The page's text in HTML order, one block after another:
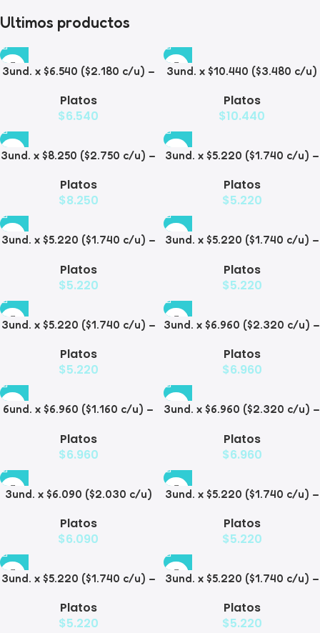
Ultimos productos
3und. x $6.540 ($2.180 c/u) –
Mascotas con Diseño
Decorativo
Platos
$6.540
3und. x $10.440 ($3.480 c/u)
Mascotas con Bowl de Acero
Platos
$10.440
3und. x $8.250 ($2.750 c/u) –
Mascotas con Diseño de
Gatos
Platos
$8.250
3und. x $5.220 ($1.740 c/u) –
Mascotas Texturizado
Platos
$5.220
3und. x $5.220 ($1.740 c/u) –
Mascotas Diseño Pastel
Platos
$5.220
3und. x $5.220 ($1.740 c/u) –
Mascotas con Diseños
Estampados
Platos
$5.220
3und. x $5.220 ($1.740 c/u) –
Mascotas con Diseño
Platos
$5.220
3und. x $6.960 ($2.320 c/u) –
Mascotas con Patitas
Platos
$6.960
6und. x $6.960 ($1.160 c/u) –
Mascotas
Platos
$6.960
3und. x $6.960 ($2.320 c/u) –
Pollito
Platos
$6.960
3und. x $6.090 ($2.030 c/u)
Platos
$6.090
3und. x $5.220 ($1.740 c/u) –
Platos
$5.220
3und. x $5.220 ($1.740 c/u) –
Platos
$5.220
3und. x $5.220 ($1.740 c/u) –
Platos
$5.220